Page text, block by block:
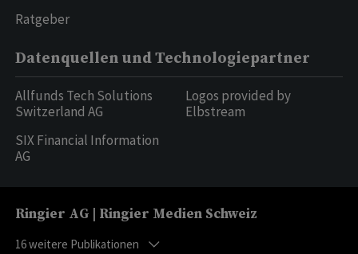
Ratgeber
Datenquellen und Technologiepartner
Allfunds Tech Solutions
Switzerland AG
SIX Financial Information
AG
Logos provided by
Elbstream
Ringier AG | Ringier Medien Schweiz
16weitere Publikationen